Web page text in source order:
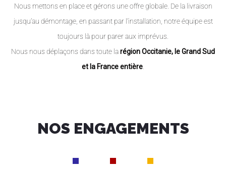
Nous mettons en place et gérons une offre globale. De la livraison
jusqu’au démontage, en passant par l’installation, notre équipe est
toujours là pour parer aux imprévus.
Nous nous déplaçons dans toute larégion Occitanie, le Grand Sud
et la France entière.
NOS ENGAGEMENTS